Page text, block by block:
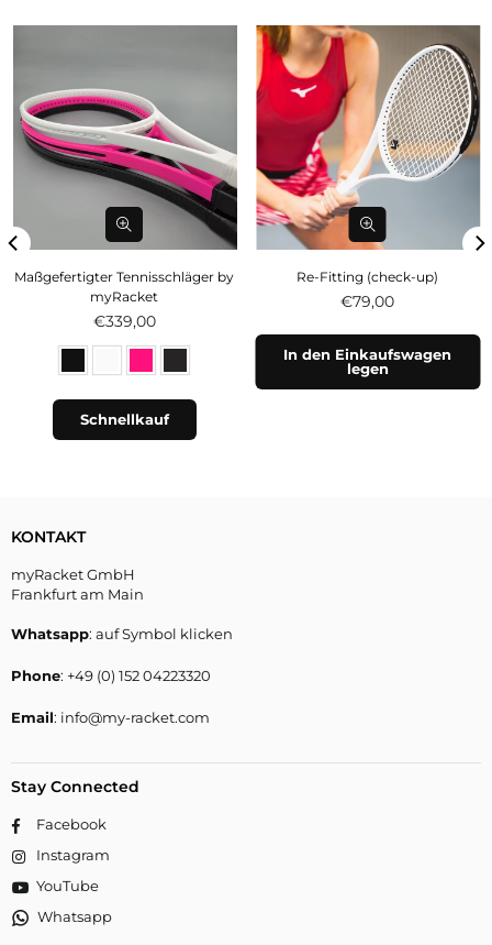
Maßgefertigter Tennisschläger by
myRacket
€339,00
Schnellkauf
Re-Fitting (check-up)
Normaler
€79,00
In den Einkaufswagen
legen
KONTAKT
myRacket GmbH
Frankfurt am Main
Whatsapp: auf Symbol klicken
Phone: +49 (0) 152 04223320
Email: info@my-racket.com
Stay Connected
Facebook
Instagram
YouTube
Whatsapp